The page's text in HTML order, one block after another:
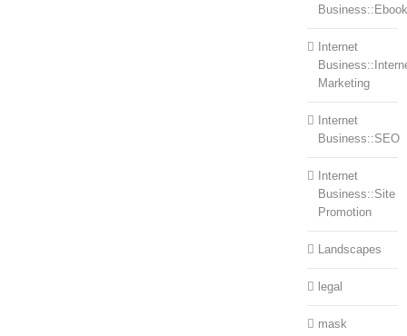
Internet
Marketing
Internet
Business::SEO
Internet
Business::Site
Promotion
Landscapes
legal
mask